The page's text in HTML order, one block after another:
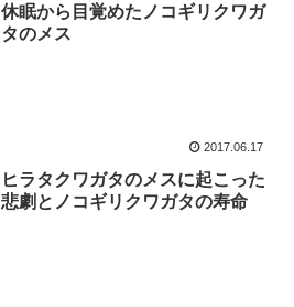
休眠から目覚めたノコギリクワガ
タのメス
2017.06.17
ヒラタクワガタのメスに起こった
悲劇とノコギリクワガタの寿命